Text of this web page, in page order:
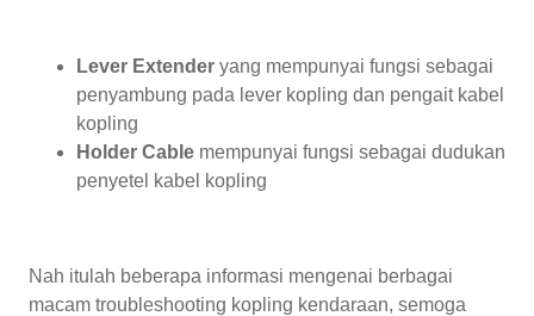
Lever Extender yang mempunyai fungsi sebagai
penyambung pada lever kopling dan pengait kabel
kopling
Holder Cable mempunyai fungsi sebagai dudukan
penyetel kabel kopling
Nah itulah beberapa informasi mengenai berbagai
macam troubleshooting kopling kendaraan, semoga